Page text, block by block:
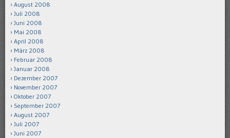
August 2008
Juli 2008
Juni 2008
Mai 2008
April 2008
März 2008
Februar 2008
Januar 2008
Dezember 2007
November 2007
Oktober 2007
September 2007
August 2007
Juli 2007
Juni 2007